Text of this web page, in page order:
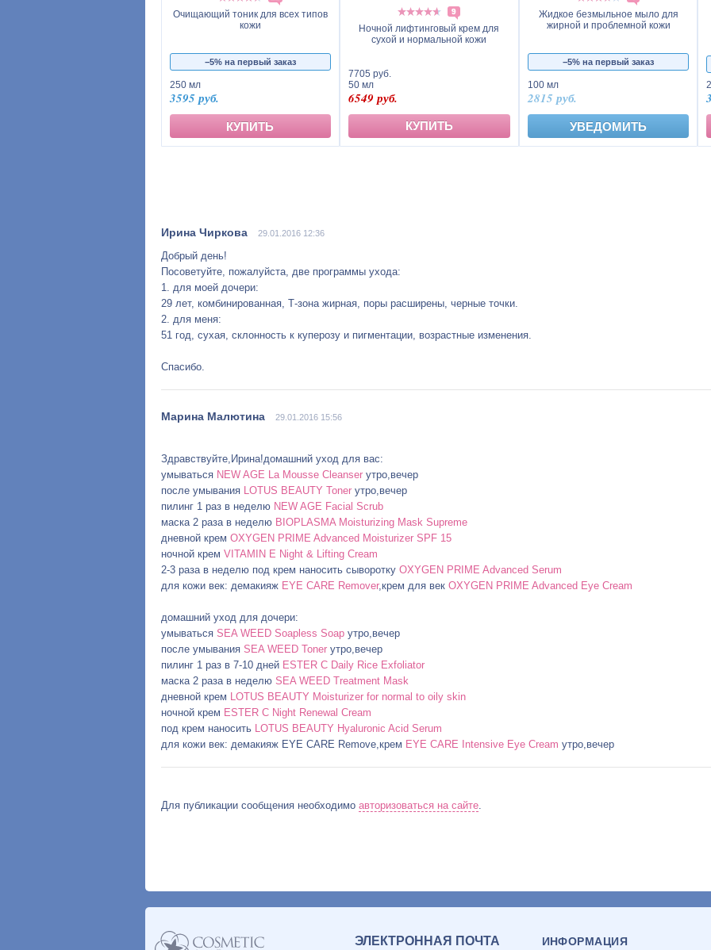
Очищающий тоник для всех типов
кожи
−5% на первый заказ
250 мл
3595 руб.
КУПИТЬ
9
Ночной лифтинговый крем для
сухой и нормальной кожи
50 мл
6549 руб.
7705 руб.
КУПИТЬ
Жидкое безмыльное мыло для
жирной и проблемной кожи
−5% на первый заказ
100 мл
2815 руб.
УВЕДОМИТЬ
29.01.2016 12:36
Добрый день!
Посоветуйте, пожалуйста, две программы ухода:
1. для моей дочери:
29 лет, комбинированная, Т-зона жирная, поры расширены, черные точки.
2. для меня:
51 год, сухая, склонность к куперозу и пигментации, возрастные изменения.
Спасибо.
29.01.2016 15:56
Здравствуйте,Ирина!домашний уход для вас:
умываться NEW AGE La Mousse Cleanserутро,вечер
после умывания LOTUS BEAUTY Tonerутро,вечер
пилинг 1 раз в неделю NEW AGE Facial Scrub
маска 2 раза в неделю BIOPLASMA Moisturizing Mask Supreme
дневной крем OXYGEN PRIME Advanced Moisturizer SPF 15
ночной крем VITAMIN E Night & Lifting Cream
2-3 раза в неделю под крем наносить сыворотку OXYGEN PRIME Advanced Serum
для кожи век: демакияж EYE CARE Remover,крем для век OXYGEN PRIME Advanced Eye Cream
домашний уход для дочери:
умываться SEA WEED Soapless Soapутро,вечер
после умывания SEA WEED Tonerутро,вечер
пилинг 1 раз в 7-10 дней ESTER C Daily Rice Exfoliator
маска 2 раза в неделю SEA WEED Treatment Mask
дневной крем LOTUS BEAUTY Moisturizer for normal to oily skin
ночной крем ESTER C Night Renewal Cream
под крем наносить LOTUS BEAUTY Hyaluronic Acid Serum
для кожи век: демакияж EYE CARE Remove,крем EYE CARE Intensive Eye Cream утро,вечер
Для публикации сообщения необходимо авторизоваться на сайте.
ЭЛЕКТРОННАЯ ПОЧТА ИНФОРМАЦИЯ